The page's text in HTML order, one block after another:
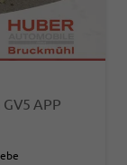
GV5 APP